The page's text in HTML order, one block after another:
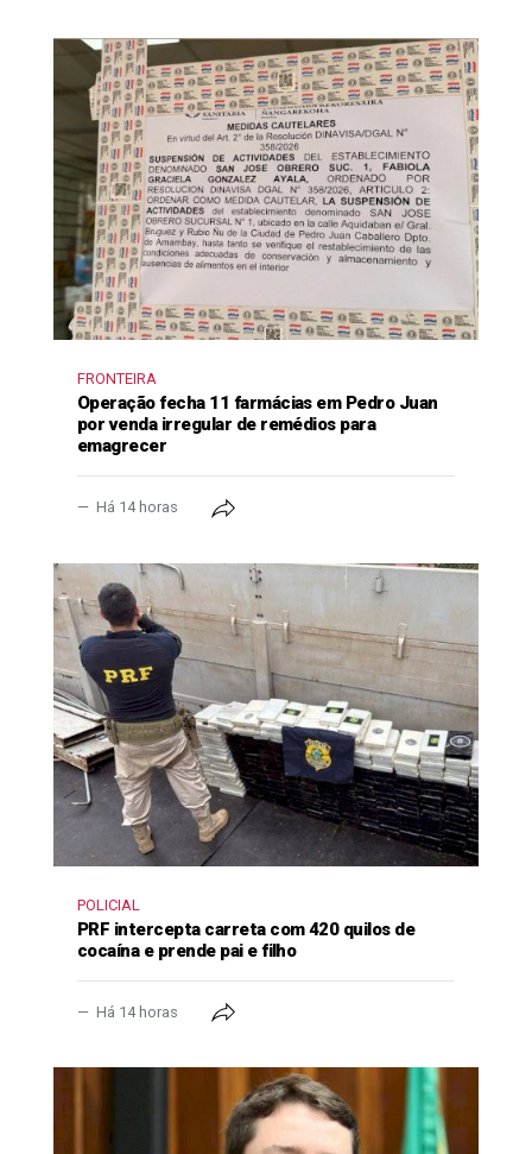
FRONTEIRA
Operação fecha 11 farmácias em Pedro Juan
por venda irregular de remédios para
emagrecer
Há 14 horas
POLICIAL
PRF intercepta carreta com 420 quilos de
cocaína e prende pai e filho
Há 14 horas